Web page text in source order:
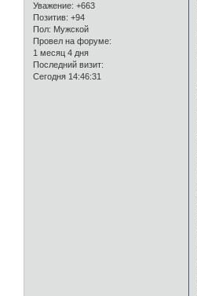
Уважение: +663
Позитив: +94
Пол: Мужской
Провел на форуме:
1 месяц 4 дня
Последний визит:
Сегодня 14:46:31